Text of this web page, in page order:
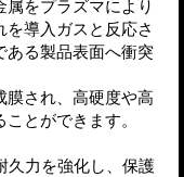
をプラズマにより
導入ガスと反応さ
ある製品表面へ衝突
膜され、高硬度や高
とができます。
久力を強化し、保護